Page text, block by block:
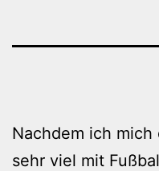
Nachdem ich
sehr viel mit